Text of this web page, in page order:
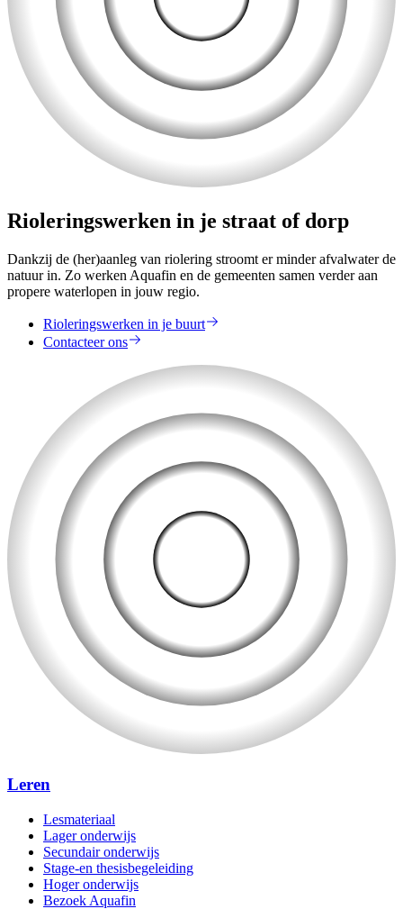
Rioleringswerken in je straat of dorp
Dankzij de (her)aanleg van riolering stroomt er minder afvalwater de
natuur in. Zo werken Aquafin en de gemeenten samen verder aan
propere waterlopen in jouw regio.
Rioleringswerken in je buurt
Contacteer ons
Leren
Lesmateriaal
Lager onderwijs
Secundair onderwijs
Stage-en thesisbegeleiding
Hoger onderwijs
Bezoek Aquafin